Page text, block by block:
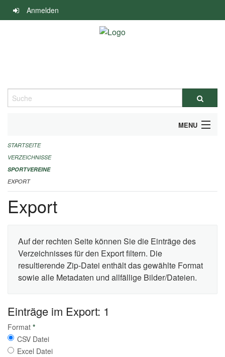
Navigation
überspringen
Anmelden
Suche
MENU
ALLGEMEINE INFORMATIONEN
FINANZIELLE UNTERSTÜTZUNG BENÖTIGT?
KONTAKT
STARTSEITE
VERZEICHNISSE
SPORTVEREINE
EXPORT
Export
Auf der rechten Seite können Sie die Einträge des
Verzeichnisses für den Export filtern. Die
resultierende Zip-Datei enthält das gewählte Format
sowie alle Metadaten und allfällige Bilder/Dateien.
Einträge im Export: 1
Format *
CSV Datei
Excel Datei